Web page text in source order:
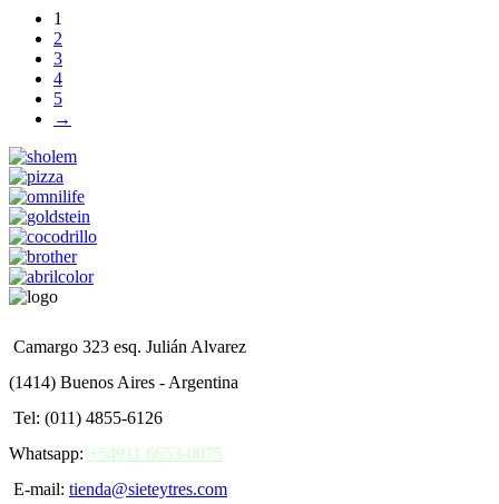
1
2
3
4
5
→
Camargo 323 esq. Julián Alvarez
(1414) Buenos Aires - Argentina
Tel: (011) 4855-6126
Whatsapp: +54911 6653-0075
E-mail: tienda@sieteytres.com